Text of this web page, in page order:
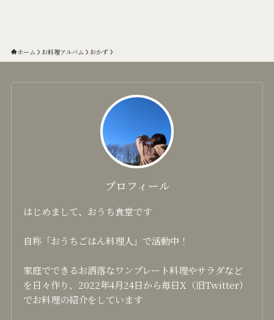
ホーム お料理アルバム おかず
プロフィール
はじめまして、おうち食堂です
自称「おうちごはん料理人」で活動中！
家庭でできるお洒落なワンプレート料理やサラダなど
を日々作り、2022年4月24日から毎日X（旧Twitter）
でお料理の紹介をしています